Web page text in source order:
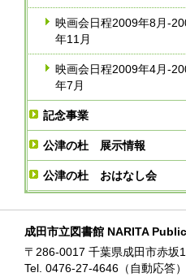
映画会日程2009年8月-
年11月
映画会日程2009年4月-
年7月
記念事業
公津の杜 展示情報
公津の杜 おはなし会
成田市立図書館 NARITA
〒286-0017 千葉県成田市赤坂
Tel. 0476-27-4646（自動応答